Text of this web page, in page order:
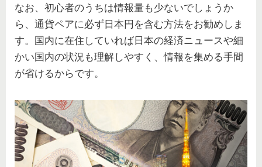
なお、初心者のうちは情報量も少ないでしょうか
ら、通貨ペアに必ず日本円を含む方法をお勧めしま
す。国内に在住していれば日本の経済ニュースや細
かい国内の状況も理解しやすく、情報を集める手間
が省けるからです。